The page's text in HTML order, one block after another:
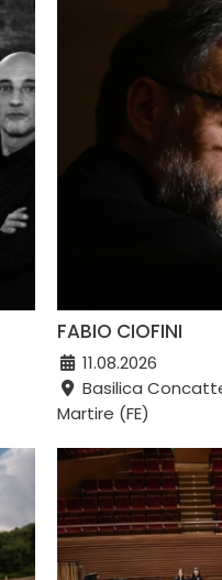
FABIO CIOFINI
11.08.2026
Basilica
Martire (FE)